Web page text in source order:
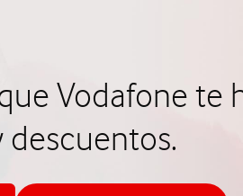
Vodafone te
descuentos.